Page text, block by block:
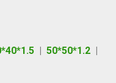
| 50*50*1.2 |